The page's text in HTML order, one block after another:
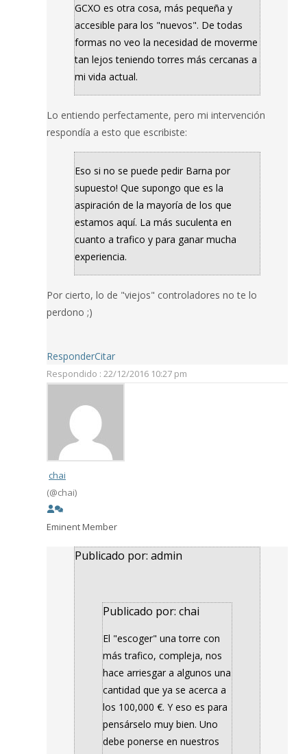
GCXO es otra cosa, más pequeña y
accesible para los "nuevos". De todas
formas no veo la necesidad de moverme
tan lejos teniendo torres más cercanas a
mi vida actual.
Lo entiendo perfectamente, pero mi intervención
respondía a esto que escribiste:
Eso si no se puede pedir Barna por
supuesto! Que supongo que es la
aspiración de la mayoría de los que
estamos aquí. La más suculenta en
cuanto a trafico y para ganar mucha
experiencia.
Por cierto, lo de "viejos" controladores no te lo
perdono ;)
ResponderCitar
Respondido : 22/12/2016 10:27 pm
chai
(@chai)
Eminent Member
Publicado por: admin
Publicado por: chai
El "escoger" una torre con
más trafico, compleja, nos
hace arriesgar a algunos una
cantidad que ya se acerca a
los 100,000 €. Y eso es para
pensárselo muy bien. Uno
debe ponerse en nuestros